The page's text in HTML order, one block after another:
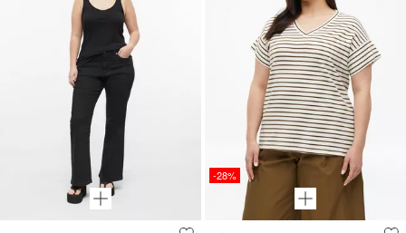
-28%